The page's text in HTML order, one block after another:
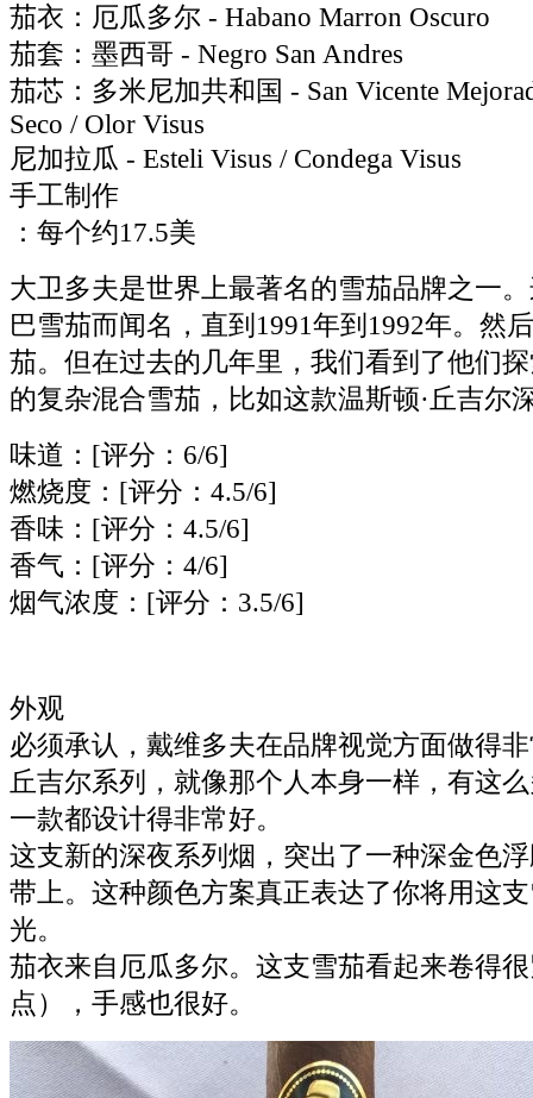
茄衣：厄瓜多尔 - Habano Marron Oscuro
茄套：墨西哥 - Negro San Andres
茄芯：多米尼加共和国 - San Vicente
Seco / Olor Visus
尼加拉瓜 - Esteli Visus / Condega Visus
手工制作
：每个约17.5美
大卫多夫是世界上最著名的雪茄品牌之一
巴雪茄而闻名，直到1991年到1992年。然
茄。但在过去的几年里，我们看到了他们
的复杂混合雪茄，比如这款温斯顿·丘吉尔
味道：[评分：6/6]
燃烧度：[评分：4.5/6]
香味：[评分：4.5/6]
香气：[评分：4/6]
烟气浓度：[评分：3.5/6]
外观
必须承认，戴维多夫在品牌视觉方面做得
丘吉尔系列，就像那个人本身一样，有这
一款都设计得非常好。
这支新的深夜系列烟，突出了一种深金色
带上。这种颜色方案真正表达了你将用这
光。
茄衣来自厄瓜多尔。这支雪茄看起来卷得
点），手感也很好。